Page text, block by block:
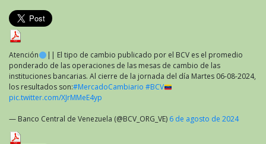
Atención
|| El tipo de cambio publicado por el BCV es el promedio
ponderado de las operaciones de las mesas de cambio de las
instituciones bancarias. Al cierre de la jornada del día Martes 06-08-2024,
los resultados son:#MercadoCambiario #BCV
pic.twitter.com/XJrMMeE4yp
— Banco Central de Venezuela (@BCV_ORG_VE) 6 de agosto de 2024